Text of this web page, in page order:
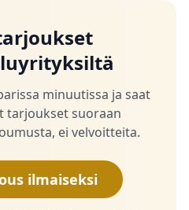
minuutissa ja saat
tarjoukset suoraan
ei velvoitteita.
ilmaiseksi